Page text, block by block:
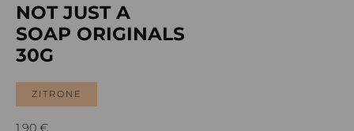
NOT JUST A
SOAP ORIGINALS
30G
ZITRONE
1,90 €